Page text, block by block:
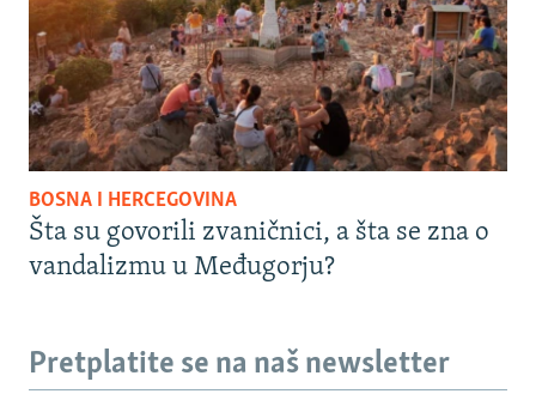
BOSNA I HERCEGOVINA
Šta su govorili zvaničnici, a šta se zna o
vandalizmu u Međugorju?
Pretplatite se na naš newsletter